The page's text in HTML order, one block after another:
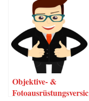
Objek­­ti­­ve- &
Fotoausrüstungsversic